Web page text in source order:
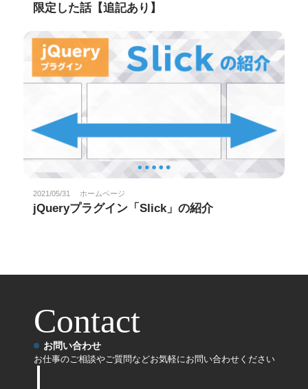
限定した話【追記あり】
2021/05/31 ホームページ
jQueryプラグイン「Slick」の紹介
Contact
お問い合わせ
お仕事のご相談やご質問などお気軽にお問い合わせください